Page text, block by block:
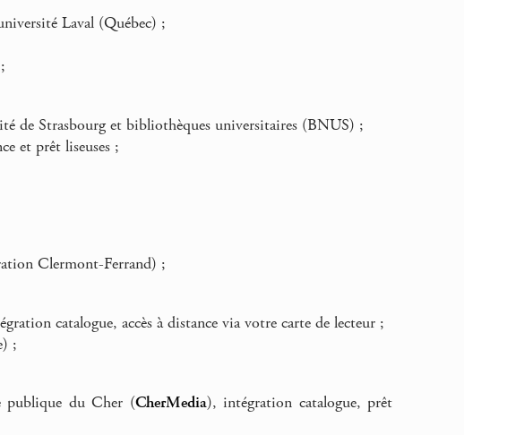
Laval (Québec) ;
de Strasbourg et bibliothèques universitaires (BNUS) ;
et prêt liseuses ;
Clermont-Ferrand) ;
catalogue, accès à distance via votre carte de lecteur ;
;
publique du Cher (CherMedia), intégration catalogue, prêt